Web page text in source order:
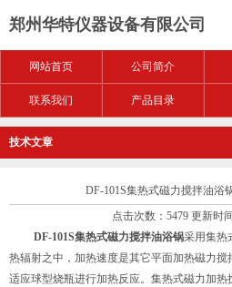
郑州华特仪器设备有限公司
网站首页 公司简介
联系我们 产品目录
技术文章
DF-101S集热式磁力搅拌油浴
点击次数：5479 更新时
DF-101S集热式磁力搅拌油浴锅采用集热
热辐射之中，加热速度是其它平面加热磁力
适应球型烧瓶进行加热反应。集热式磁力加热